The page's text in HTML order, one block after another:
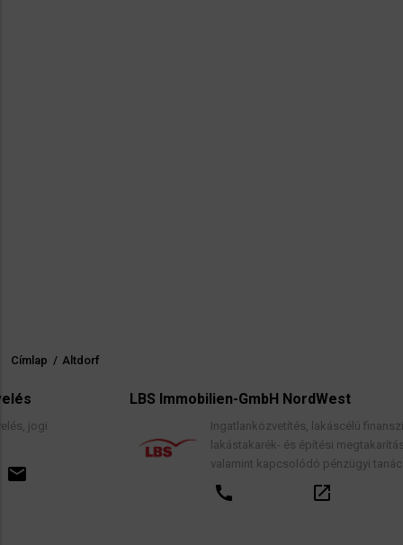
Morzsa
Címlap / Altdorf
LBS Immobilien-GmbH NordWest
Ingatlanközvetítés, lakáscélú finanszírozási
lakástakarék- és építési megtakarítási
valamint kapcsolódó pénzügyi tanácsadás.